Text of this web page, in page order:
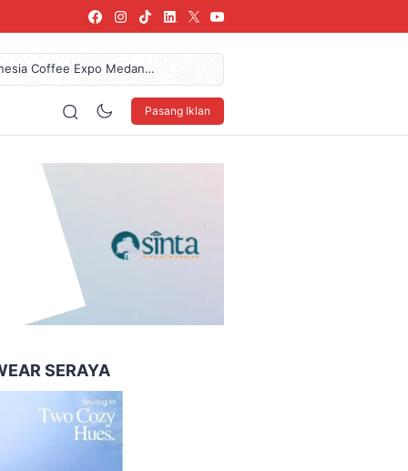
Coffee Expo Medan
Das’ad Latif Untuk
Miliar Dan Pendapatan
Arkindo Konstruksi
Pasang Iklan
SERAYA